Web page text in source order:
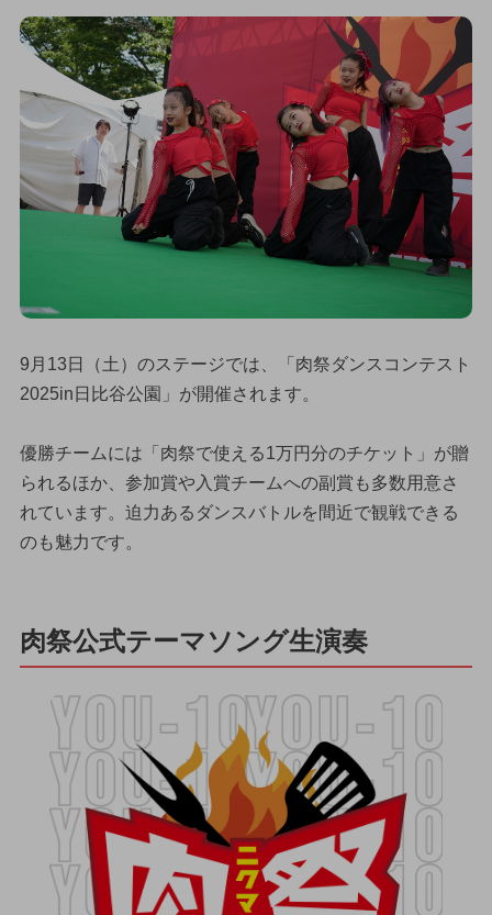
9月13日（土）のステージでは、「肉祭ダンスコンテスト
2025in日比谷公園」が開催されます。
優勝チームには「肉祭で使える1万円分のチケット」が贈
られるほか、参加賞や入賞チームへの副賞も多数用意さ
れています。迫力あるダンスバトルを間近で観戦できる
のも魅力です。
肉祭公式テーマソング生演奏